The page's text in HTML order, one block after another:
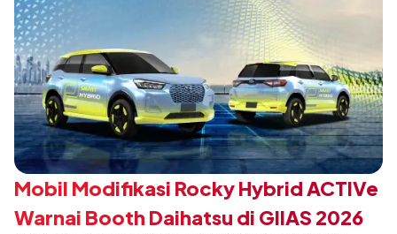
Mobil Modifikasi Rocky Hybrid ACTIVe
Warnai Booth Daihatsu di GIIAS 2026